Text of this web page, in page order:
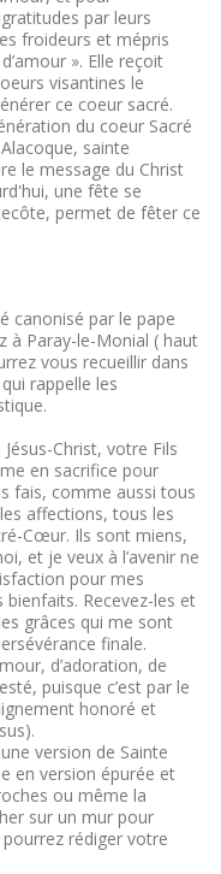
par leurs
froideurs et mépris
». Elle reçoit
visantines le
ce coeur sacré.
du coeur Sacré
sainte
le message du Christ
une fête se
permet de fêter ce
canonisé par le pape
à Paray-le-Monial ( haut
vous recueillir dans
rappelle les
Christ, votre Fils
en sacrifice pour
fais, comme aussi tous
affections, tous les
Cœur. Ils sont miens,
et je veux à l’avenir ne
pour mes
Recevez-les et
grâces qui me sont
finale.
d’adoration, de
puisque c’est par le
honoré et
version de Sainte
en version épurée et
ou même la
sur un mur pour
rédiger votre